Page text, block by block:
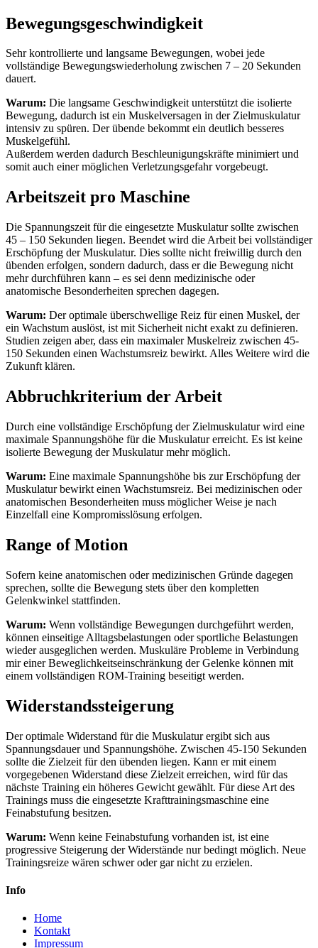
Bewegungsgeschwindigkeit
Sehr kontrollierte und langsame Bewegungen, wobei jede
vollständige Bewegungswiederholung zwischen 7 – 20 Sekunden
dauert.
Warum: Die langsame Geschwindigkeit unterstützt die isolierte
Bewegung, dadurch ist ein Muskelversagen in der Zielmuskulatur
intensiv zu spüren. Der übende bekommt ein deutlich besseres
Muskelgefühl.
Außerdem werden dadurch Beschleunigungskräfte minimiert und
somit auch einer möglichen Verletzungsgefahr vorgebeugt.
Arbeitszeit pro Maschine
Die Spannungszeit für die eingesetzte Muskulatur sollte zwischen
45 – 150 Sekunden liegen. Beendet wird die Arbeit bei vollständiger
Erschöpfung der Muskulatur. Dies sollte nicht freiwillig durch den
übenden erfolgen, sondern dadurch, dass er die Bewegung nicht
mehr durchführen kann – es sei denn medizinische oder
anatomische Besonderheiten sprechen dagegen.
Warum: Der optimale überschwellige Reiz für einen Muskel, der
ein Wachstum auslöst, ist mit Sicherheit nicht exakt zu definieren.
Studien zeigen aber, dass ein maximaler Muskelreiz zwischen 45-
150 Sekunden einen Wachstumsreiz bewirkt. Alles Weitere wird die
Zukunft klären.
Abbruchkriterium der Arbeit
Durch eine vollständige Erschöpfung der Zielmuskulatur wird eine
maximale Spannungshöhe für die Muskulatur erreicht. Es ist keine
isolierte Bewegung der Muskulatur mehr möglich.
Warum: Eine maximale Spannungshöhe bis zur Erschöpfung der
Muskulatur bewirkt einen Wachstumsreiz. Bei medizinischen oder
anatomischen Besonderheiten muss möglicher Weise je nach
Einzelfall eine Kompromisslösung erfolgen.
Range of Motion
Sofern keine anatomischen oder medizinischen Gründe dagegen
sprechen, sollte die Bewegung stets über den kompletten
Gelenkwinkel stattfinden.
Warum: Wenn vollständige Bewegungen durchgeführt werden,
können einseitige Alltagsbelastungen oder sportliche Belastungen
wieder ausgeglichen werden. Muskuläre Probleme in Verbindung
mir einer Beweglichkeitseinschränkung der Gelenke können mit
einem vollständigen ROM-Training beseitigt werden.
Widerstandssteigerung
Der optimale Widerstand für die Muskulatur ergibt sich aus
Spannungsdauer und Spannungshöhe. Zwischen 45-150 Sekunden
sollte die Zielzeit für den übenden liegen. Kann er mit einem
vorgegebenen Widerstand diese Zielzeit erreichen, wird für das
nächste Training ein höheres Gewicht gewählt. Für diese Art des
Trainings muss die eingesetzte Krafttrainingsmaschine eine
Feinabstufung besitzen.
Warum: Wenn keine Feinabstufung vorhanden ist, ist eine
progressive Steigerung der Widerstände nur bedingt möglich. Neue
Trainingsreize wären schwer oder gar nicht zu erzielen.
Info
Home
Kontakt
Impressum